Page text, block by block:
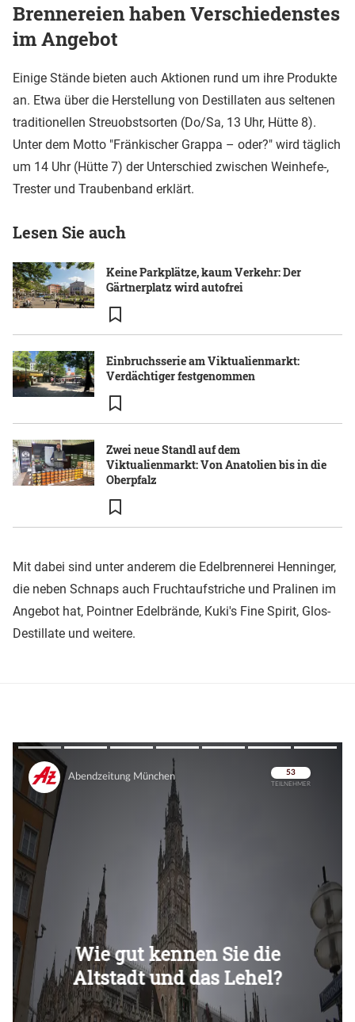
Brennereien haben Verschiedenstes
im Angebot
Einige Stände bieten auch Aktionen rund um ihre Produkte
an. Etwa über die Herstellung von Destillaten aus seltenen
traditionellen Streuobstsorten (Do/Sa, 13 Uhr, Hütte 8).
Unter dem Motto "Fränkischer Grappa – oder?" wird täglich
um 14 Uhr (Hütte 7) der Unterschied zwischen Weinhefe-,
Trester und Traubenband erklärt.
Lesen Sie auch
Keine Parkplätze, kaum Verkehr: Der
Gärtnerplatz wird autofrei
Einbruchsserie am Viktualienmarkt:
Verdächtiger festgenommen
Zwei neue Standl auf dem
Viktualienmarkt: Von Anatolien bis in die
Oberpfalz
Mit dabei sind unter anderem die Edelbrennerei Henninger,
die neben Schnaps auch Fruchtaufstriche und Pralinen im
Angebot hat, Pointner Edelbrände, Kuki's Fine Spirit, Glos-
Destillate und weitere.
Überspringen
Überspringen